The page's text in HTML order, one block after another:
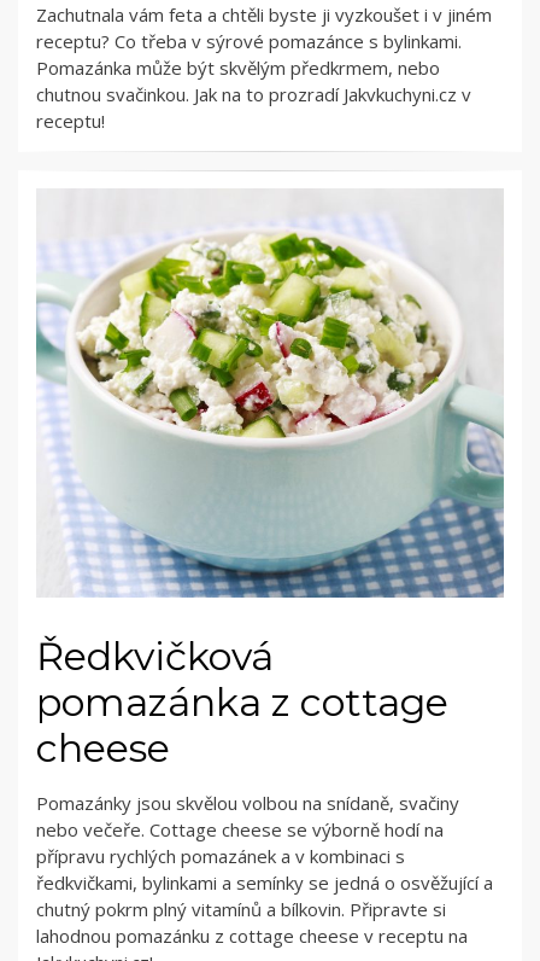
Zachutnala vám feta a chtěli byste ji vyzkoušet i v jiném
receptu? Co třeba v sýrové pomazánce s bylinkami.
Pomazánka může být skvělým předkrmem, nebo
chutnou svačinkou. Jak na to prozradí Jakvkuchyni.cz v
receptu!
Ředkvičková
pomazánka z cottage
cheese
Pomazánky jsou skvělou volbou na snídaně, svačiny
nebo večeře. Cottage cheese se výborně hodí na
přípravu rychlých pomazánek a v kombinaci s
ředkvičkami, bylinkami a semínky se jedná o osvěžující a
chutný pokrm plný vitamínů a bílkovin. Připravte si
lahodnou pomazánku z cottage cheese v receptu na